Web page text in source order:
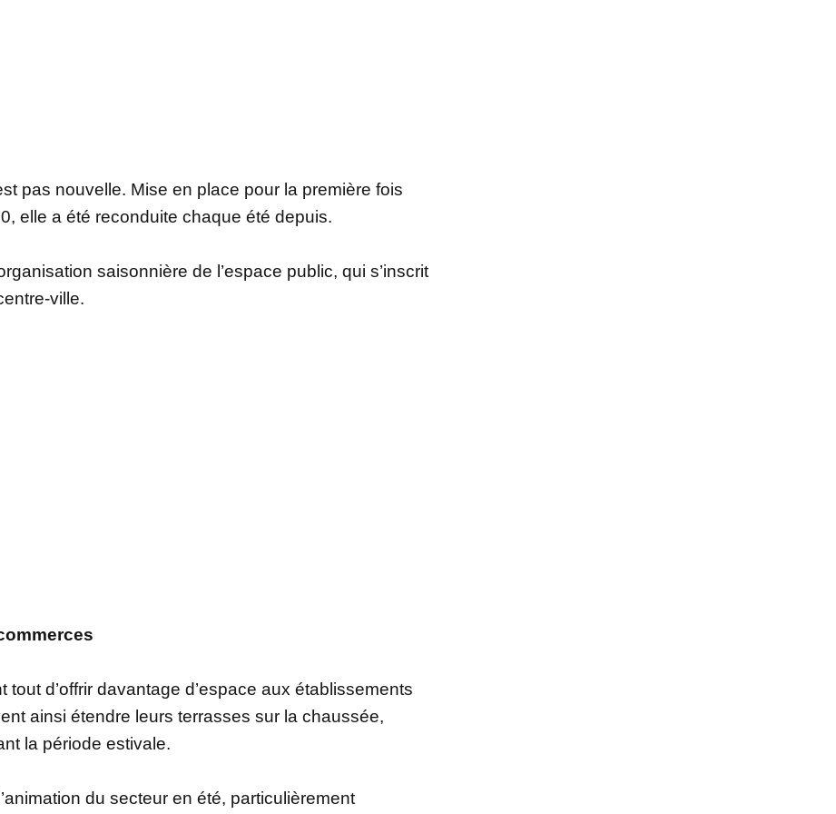
pas nouvelle. Mise en place pour la première fois
elle a été reconduite chaque été depuis.
saisonnière de l’espace public, qui s’inscrit
ville.
tout d’offrir davantage d’espace aux établissements
ainsi étendre leurs terrasses sur la chaussée,
la période estivale.
du secteur en été, particulièrement